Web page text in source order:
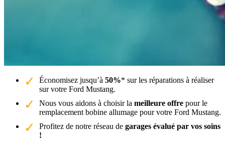
Économisez jusqu’à 50%* sur les réparations à réaliser
sur votre Ford Mustang.
Nous vous aidons à choisir la meilleure offre pour le
remplacement bobine allumage pour votre Ford Mustang.
Profitez de notre réseau de garages évalué par vos soins
!